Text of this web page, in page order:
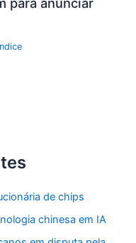
de chips
chinesa em IA